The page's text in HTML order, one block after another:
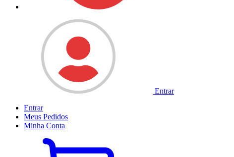
Entrar
Entrar
Meus Pedidos
Minha Conta